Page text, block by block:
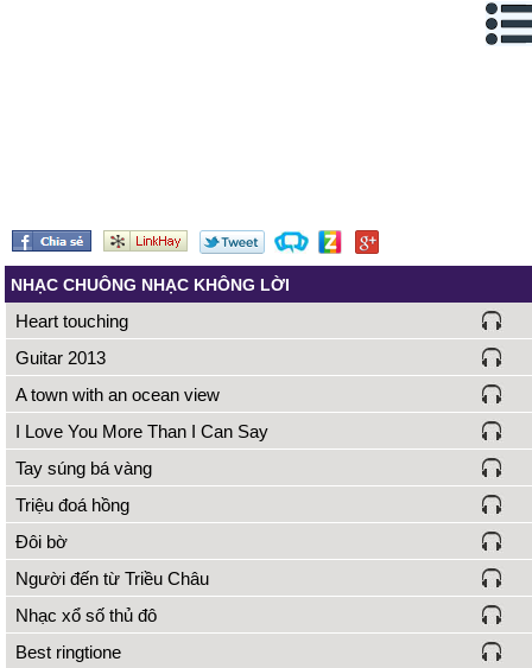
Nghe nhạc thôi không cần lời
Việt cường07/11/16 21:35
Cho mình hoi bài hát này là
bai hátgì vậy
15/05/17 23:44
điện thoại của tôi
NHẠC CHUÔNG NHẠC KHÔNG LỜI
Heart touching
Guitar 2013
A town with an ocean view
I Love You More Than I Can Say
Tay súng bá vàng
Triệu đoá hồng
Đôi bờ
Người đến từ Triều Châu
Nhạc xổ số thủ đô
Best ringtione